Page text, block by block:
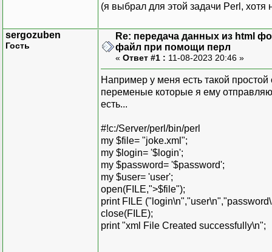
(я выбрал для этой задачи Perl,
sergozuben
Гость
Re: передача данных из html
файл при помощи перл
« Ответ #1 : 11-08-2023 20:46 »
Например у меня есть такой
переменые которые я ему
есть...
#!c:/Server/perl/bin/perl
my $file= "joke.xml";
my $login= '$login';
my $password= '$password';
my $user= 'user';
open(FILE,">$file");
print FILE
close(FILE);
print "xml File Created successfully\n";